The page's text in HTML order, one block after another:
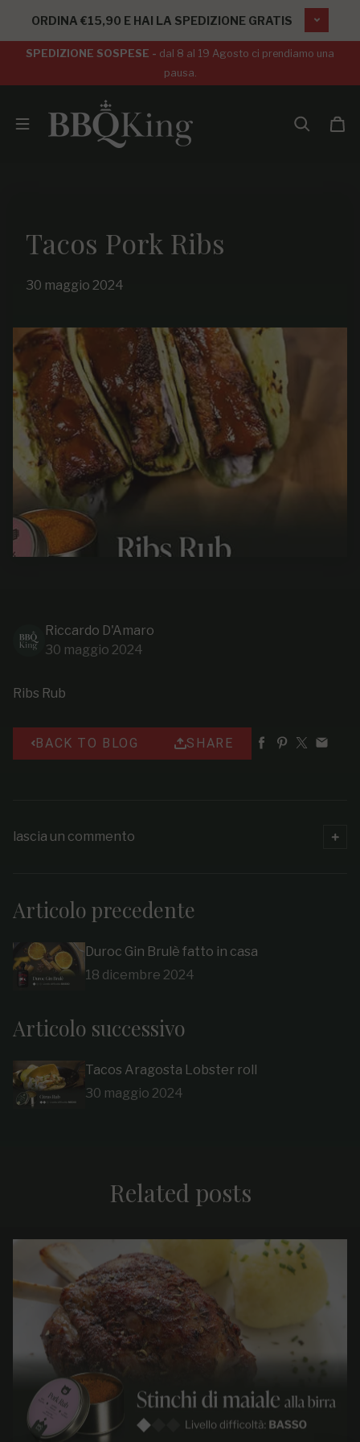
ORDINA €15,90 E HAI LA SPEDIZIONE GRATIS
SPEDIZIONE SOSPESE - dal 8 al 19 Agosto ci prendiamo una
pausa.
Tacos Pork Ribs
30 maggio 2024
Riccardo D'Amaro
30 maggio 2024
Ribs Rub
BACK TO BLOG SHARE
lascia un commento
Articolo precedente
Duroc Gin Brulè fatto in casa
18 dicembre 2024
Articolo successivo
Tacos Aragosta Lobster roll
30 maggio 2024
Related posts